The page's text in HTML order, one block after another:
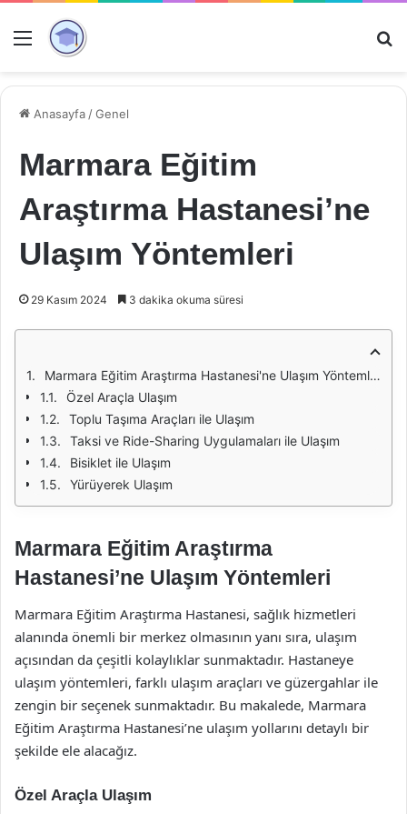
Menü
Anasayfa /Genel
Marmara Eğitim
Araştırma Hastanesi’ne
Ulaşım Yöntemleri
29 Kasım 2024 3 dakika okuma süresi
Marmara Eğitim Araştırma Hastanesi'ne Ulaşım Yöntemleri
Özel Araçla Ulaşım
Toplu Taşıma Araçları ile Ulaşım
Taksi ve Ride-Sharing Uygulamaları ile Ulaşım
Bisiklet ile Ulaşım
Yürüyerek Ulaşım
Marmara Eğitim Araştırma
Hastanesi’ne Ulaşım Yöntemleri
Marmara Eğitim Araştırma Hastanesi, sağlık hizmetleri
alanında önemli bir merkez olmasının yanı sıra, ulaşım
açısından da çeşitli kolaylıklar sunmaktadır. Hastaneye
ulaşım yöntemleri, farklı ulaşım araçları ve güzergahlar ile
zengin bir seçenek sunmaktadır. Bu makalede, Marmara
Eğitim Araştırma Hastanesi’ne ulaşım yollarını detaylı bir
şekilde ele alacağız.
Özel Araçla Ulaşım